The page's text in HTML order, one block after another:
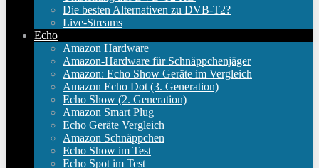
Die besten Alternativen zu DVB-T2?
Live-Streams
Echo
Amazon Hardware
Amazon-Hardware für Schnäppchenjäger
Amazon: Echo Show Geräte im Vergleich
Amazon Echo Dot (3. Generation)
Echo Show (2. Generation)
Amazon Smart Plug
Echo Geräte Vergleich
Amazon Schnäppchen
Echo Show im Test
Echo Spot im Test